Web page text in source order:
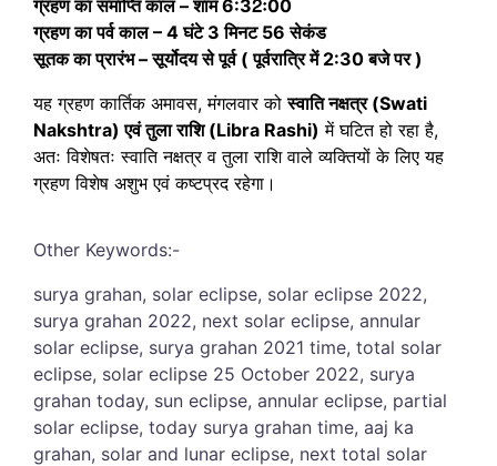
ग्रहण का समाप्ति काल – शाम 6:32ः00
ग्रहण का पर्व काल – 4 घंटे 3 मिनट 56 सेकंड
सूतक का प्रारंभ – सूर्योदय से पूर्व ( पूर्वरात्रि में 2:30 बजे पर )
यह ग्रहण कार्तिक अमावस, मंगलवार कोस्वाति नक्षत्र (Swati
Nakshtra) एवं तुला राशि (Libra Rashi) में घटित हो रहा है,
अतः विशेषतः स्वाति नक्षत्र व तुला राशि वाले व्यक्तियों के लिए यह
ग्रहण विशेष अशुभ एवं कष्टप्रद रहेगा।
Video
keys
to
increase
or
decrease
volume.
Other Keywords:-
surya grahan, solar eclipse, solar eclipse 2022,
surya grahan 2022, next solar eclipse, annular
solar eclipse, surya grahan 2021 time, total solar
eclipse, solar eclipse 25 October 2022, surya
grahan today, sun eclipse, annular eclipse, partial
solar eclipse, today surya grahan time, aaj ka
grahan, solar and lunar eclipse, next total solar